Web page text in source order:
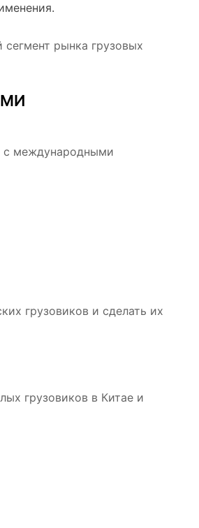
рынка грузовых
с международными
грузовиков и сделать их
грузовиков в Китае и